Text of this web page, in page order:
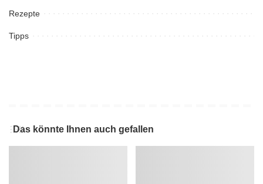
Rezepte
Tipps
Das könnte Ihnen auch gefallen